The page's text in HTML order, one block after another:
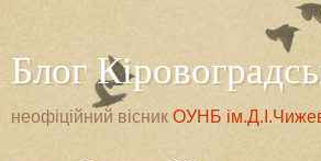
Блог
неофіційний вісник ОУНБ